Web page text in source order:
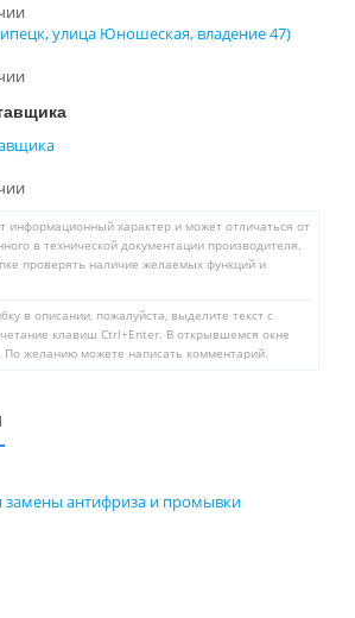
улица Юношеская, владение 47)
информационный характер и может отличаться от
в технической документации производителя.
проверять наличие желаемых функций и
в описании, пожалуйста, выделите текст с
клавиш Ctrl+Enter. В открывшемся окне
По желанию можете написать комментарий.